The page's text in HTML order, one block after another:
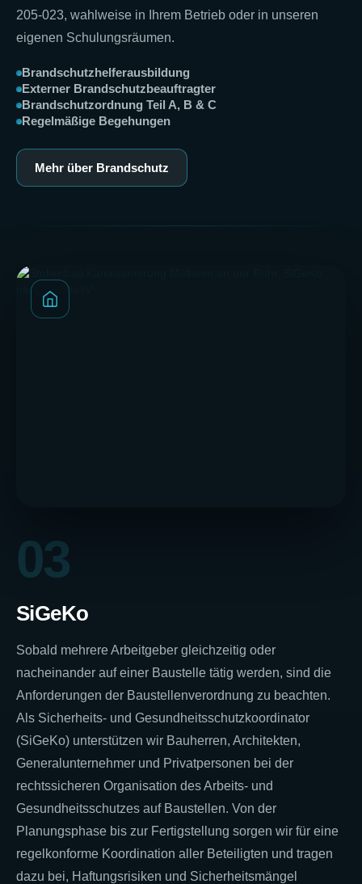
205-023, wahlweise in Ihrem Betrieb oder in unseren
eigenen Schulungsräumen.
Brandschutzhelferausbildung
Externer Brandschutzbeauftragter
Brandschutzordnung Teil A, B & C
Regelmäßige Begehungen
Mehr über Brandschutz
03
SiGeKo
Sobald mehrere Arbeitgeber gleichzeitig oder
nacheinander auf einer Baustelle tätig werden, sind die
Anforderungen der Baustellenverordnung zu beachten.
Als Sicherheits- und Gesundheitsschutzkoordinator
(SiGeKo) unterstützen wir Bauherren, Architekten,
Generalunternehmer und Privatpersonen bei der
rechtssicheren Organisation des Arbeits- und
Gesundheitsschutzes auf Baustellen. Von der
Planungsphase bis zur Fertigstellung sorgen wir für eine
regelkonforme Koordination aller Beteiligten und tragen
dazu bei, Haftungsrisiken und Sicherheitsmängel